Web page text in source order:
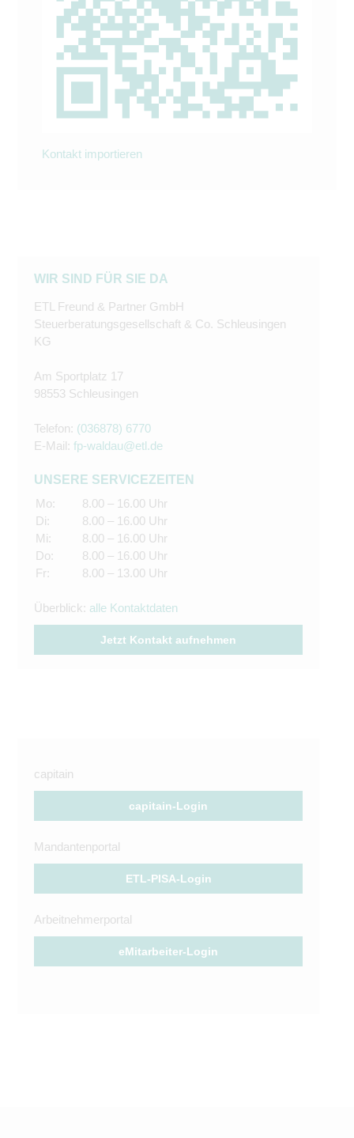
Kontakt importieren
WIR SIND FÜR SIE DA
ETL Freund & Partner GmbH
Steuerberatungsgesellschaft & Co. Schleusingen
KG
Am Sportplatz 17
98553 Schleusingen
Telefon: (036878) 6770
E-Mail: fp-waldau@etl.de
UNSERE SERVICEZEITEN
Mo:
Di:
Mi:
Do:
Fr:
8.00 – 16.00 Uhr
8.00 – 16.00 Uhr
8.00 – 16.00 Uhr
8.00 – 16.00 Uhr
8.00 – 13.00 Uhr
Überblick: alle Kontaktdaten
Jetzt Kontakt aufnehmen
capitain
capitain-Login
Mandantenportal
ETL-PISA-Login
Arbeitnehmerportal
eMitarbeiter-Login